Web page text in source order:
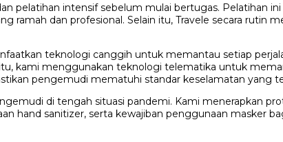
pelatihan intensif sebelum mulai bertugas. Pelatihan
ramah dan profesional. Selain itu, Travele secara
teknologi canggih untuk memantau setiap
kami menggunakan teknologi telematika untuk
pengemudi mematuhi standar keselamatan yang
di tengah situasi pandemi. Kami menerapkan
hand sanitizer, serta kewajiban penggunaan masker